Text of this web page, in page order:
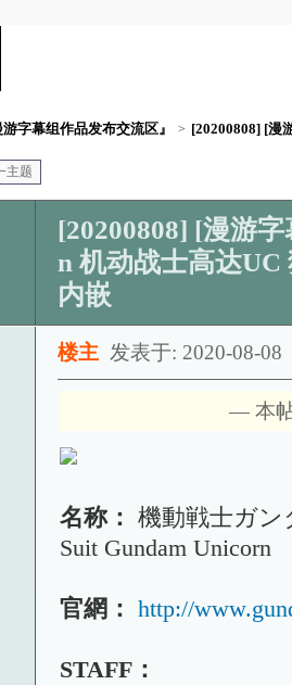
游字幕组作品发布交流区』 > [20200808] [漫
主题
[20200808] [漫游
n 机动战士高达UC
内嵌
楼主 发表于: 2020-08-08
— 本
名称： 機動戦士ガン
Suit Gundam Unicorn
官網： http://
STAFF：